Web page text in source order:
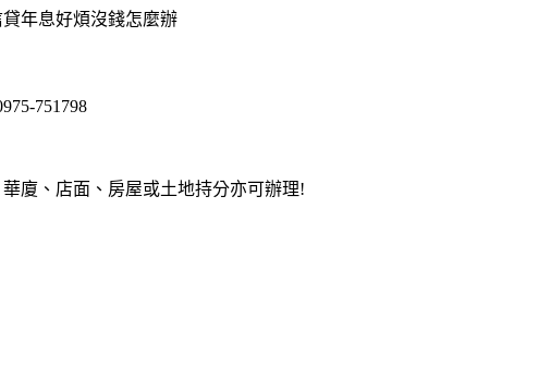
年息好煩沒錢怎麼辦
751798
廈、店面、房屋或土地持分亦可辦理!